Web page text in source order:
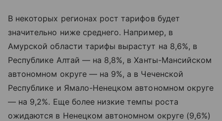
В некоторых регионах рост тарифов будет
значительно ниже среднего. Например, в
Амурской области тарифы вырастут на 8,6%, в
Республике Алтай — на 8,8%, в Ханты-Мансийском
автономном округе — на 9%, а в Чеченской
Республике и Ямало-Ненецком автономном округе
— на 9,2%. Еще более низкие темпы роста
ожидаются в Ненецком автономном округе (9,6%)